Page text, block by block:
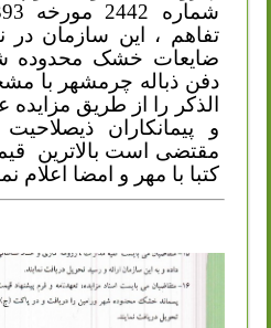
تفاهم ، این سازمان
ضایعات خشک محدوده
دفن ذباله چرمشهر با
الذکر را از طریق
و پیمانکاران
مقتضی است بالاترین
کتبا با مهر و امضا اعلام